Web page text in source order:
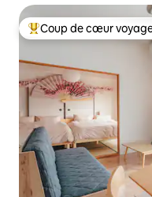
appartement familial...
Coups de cœur
Coup de cœur